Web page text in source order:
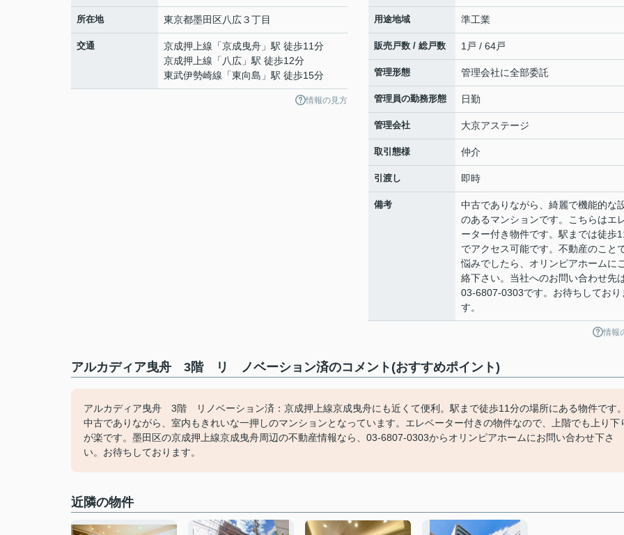
所在地 東京都墨田区八広３丁目
交通 京成押上線 「京成曳舟 」駅 徒歩11分
京成押上線 「 八広 」駅 徒歩12分
東武伊勢崎線 「東向島 」駅 徒歩15分
情報の見方
用途地域 準工業
販売戸数 / 総戸数 1戸 / 64戸
管理形態 管理会社に全部委託
管理員の勤務形態 日勤
管理会社 大京アステージ
取引態様 仲介
引渡し 即時
備考
中古でありながら、綺麗で機能的な
のあるマンションです。こちらはエ
ーター付き物件です。駅までは徒歩
でアクセス可能です。不動産のこと
悩みでしたら、オリンピアホームに
絡下さい。当社へのお問い合わせ先
03-6807-0303です。お待ちしており
す。
情報
アルカディア曳舟 3階 リ ノベーション済のコメント(おすすめポイント)
アルカディア曳舟 3階 リノベーション済：京成押上線京成曳舟にも近くて便利。駅まで徒歩11分の場所にある物件です
中古でありながら、室内もきれいな一押しのマンションとなっています。エレベーター付きの物件なので、上階でも上り下
が楽です。墨田区の京成押上線京成曳舟周辺の不動産情報なら、03-6807-0303からオリンピアホームにお問い合わせ下さ
い。お待ちしております。
近隣の物件